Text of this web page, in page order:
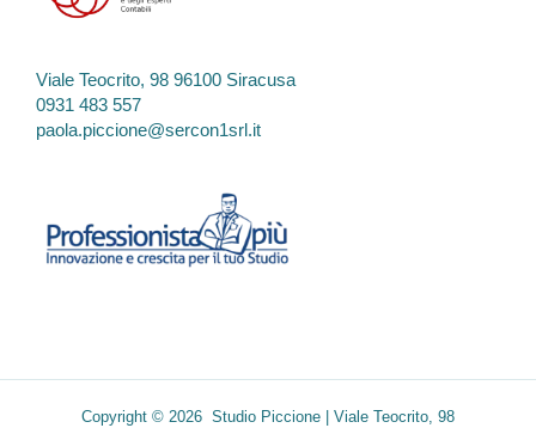
Viale Teocrito, 98 96100 Siracusa
0931 483 557
paola.piccione@sercon1srl.it
Copyright © 2026 Studio Piccione | Viale Teocrito, 98